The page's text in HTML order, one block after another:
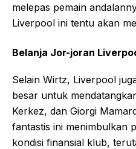
melepas pemain
Liverpool ini tentu akan
Belanja Jor-joran
Selain Wirtz, Liverpool
besar untuk
Kerkez, dan Giorgi
fantastis ini menimbulkan
kondisi finansial klub,